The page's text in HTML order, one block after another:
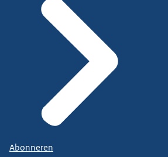
Abonneren